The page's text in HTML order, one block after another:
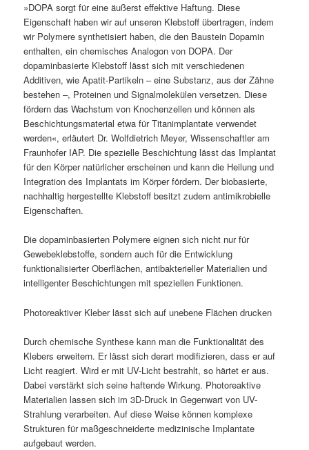
»DOPA sorgt für eine äußerst effektive Haftung. Diese
Eigenschaft haben wir auf unseren Klebstoff übertragen, indem
wir Polymere synthetisiert haben, die den Baustein Dopamin
enthalten, ein chemisches Analogon von DOPA. Der
dopaminbasierte Klebstoff lässt sich mit verschiedenen
Additiven, wie Apatit-Partikeln – eine Substanz, aus der Zähne
bestehen –, Proteinen und Signalmolekülen versetzen. Diese
fördern das Wachstum von Knochenzellen und können als
Beschichtungsmaterial etwa für Titanimplantate verwendet
werden«, erläutert Dr. Wolfdietrich Meyer, Wissenschaftler am
Fraunhofer IAP. Die spezielle Beschichtung lässt das Implantat
für den Körper natürlicher erscheinen und kann die Heilung und
Integration des Implantats im Körper fördern. Der biobasierte,
nachhaltig hergestellte Klebstoff besitzt zudem antimikrobielle
Eigenschaften.
Die dopaminbasierten Polymere eignen sich nicht nur für
Gewebeklebstoffe, sondern auch für die Entwicklung
funktionalisierter Oberflächen, antibakterieller Materialien und
intelligenter Beschichtungen mit speziellen Funktionen.
Photoreaktiver Kleber lässt sich auf unebene Flächen drucken
Durch chemische Synthese kann man die Funktionalität des
Klebers erweitern. Er lässt sich derart modifizieren, dass er auf
Licht reagiert. Wird er mit UV-Licht bestrahlt, so härtet er aus.
Dabei verstärkt sich seine haftende Wirkung. Photoreaktive
Materialien lassen sich im 3D-Druck in Gegenwart von UV-
Strahlung verarbeiten. Auf diese Weise können komplexe
Strukturen für maßgeschneiderte medizinische Implantate
aufgebaut werden.